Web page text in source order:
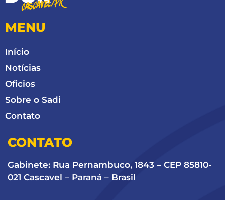
MENU
Início
Notícias
Oficios
Sobre o Sadi
Contato
CONTATO
Gabinete: Rua Pernambuco, 1843 – CEP 85810-
021 Cascavel – Paraná – Brasil